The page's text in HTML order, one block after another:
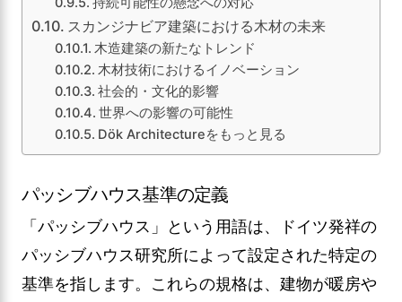
スカンジナビア建築における木材の未来
木造建築の新たなトレンド
木材技術におけるイノベーション
社会的・文化的影響
世界への影響の可能性
Dök Architectureをもっと見る
パッシブハウス基準の定義
「パッシブハウス」という用語は、ドイツ発祥の
パッシブハウス研究所によって設定された特定の
基準を指します。これらの規格は、建物が暖房や